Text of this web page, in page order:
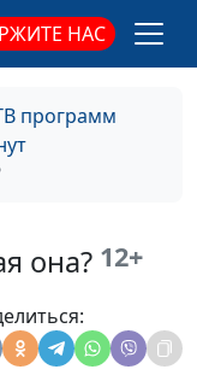
НАС
программ
она? 12+
#35
Новиков,